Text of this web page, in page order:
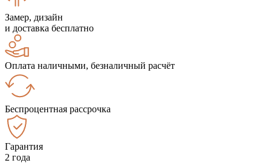
Замер, дизайн
и доставка бесплатно
Оплата наличными, безналичный расчёт
Беспроцентная рассрочка
Гарантия
2 года